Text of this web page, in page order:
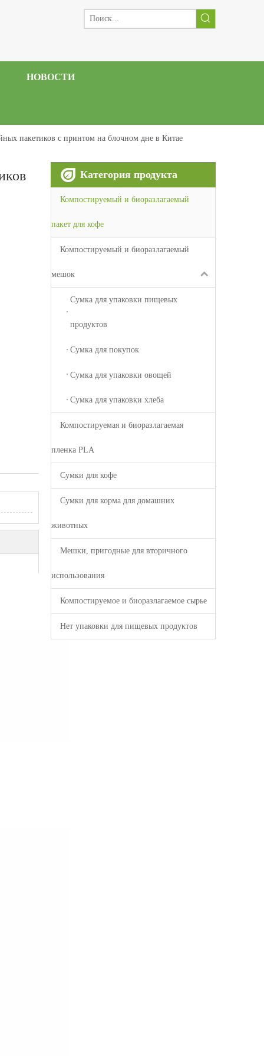
НОВОСТИ
пакетиков с принтом на блочном дне в Китае
Категория продукта
Компостируемый и биоразлагаемый
пакет для кофе
Компостируемый и биоразлагаемый
мешок
Сумка для упаковки пищевых
продуктов
Сумка для покупок
Сумка для упаковки овощей
Сумка для упаковки хлеба
Компостируемая и биоразлагаемая
пленка PLA
Сумки для кофе
Сумки для корма для домашних
животных
Мешки, пригодные для вторичного
использования
Компостируемое и биоразлагаемое сырье
Нет упаковки для пищевых продуктов